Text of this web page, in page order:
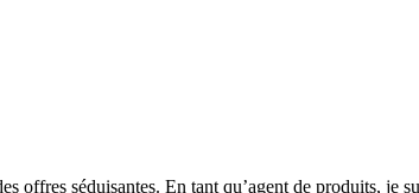
offres séduisantes. En tant qu’agent de produits,